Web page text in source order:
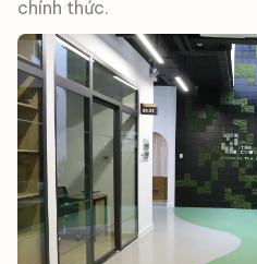
chính thức.